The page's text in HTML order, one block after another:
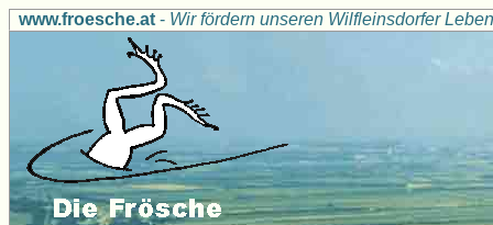
www.froesche.at - Wir fördern unseren Wilfleinsdorfer